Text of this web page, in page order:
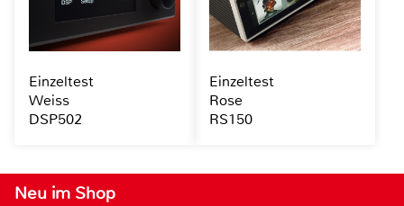
Neu im Shop
Einzeltest
Weiss
DSP502
Einzeltest
Rose
RS150